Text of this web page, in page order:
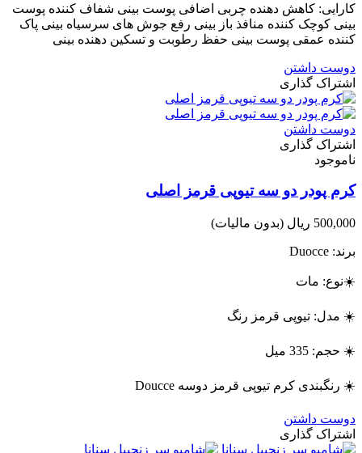
کارایی: کاهش دهنده چربی اضافی پوست بینی شفاف کننده پوست
بینی کوچک کننده منافذ باز بینی رفع جوش های سرسیاه بینی پاک
کننده عمقی پوست بینی حفظ رطوبت و تسکین دهنده بینی
دوست داشتن
اشتراک گذاری
دوست داشتن
اشتراک گذاری
ناموجود
کرم پودر دو سه تیوپی قرمز اصلی
500,000 ریال (بدون مالیات)
برند: Duocce
☀️نوع: مات
☀️ مدل: تیوپی قرمز رنگ
☀️ حجم: 335 میل
☀️ رنگبندی کرم تیوپی قرمز دوسه Doucce
دوست داشتن
اشتراک گذاری